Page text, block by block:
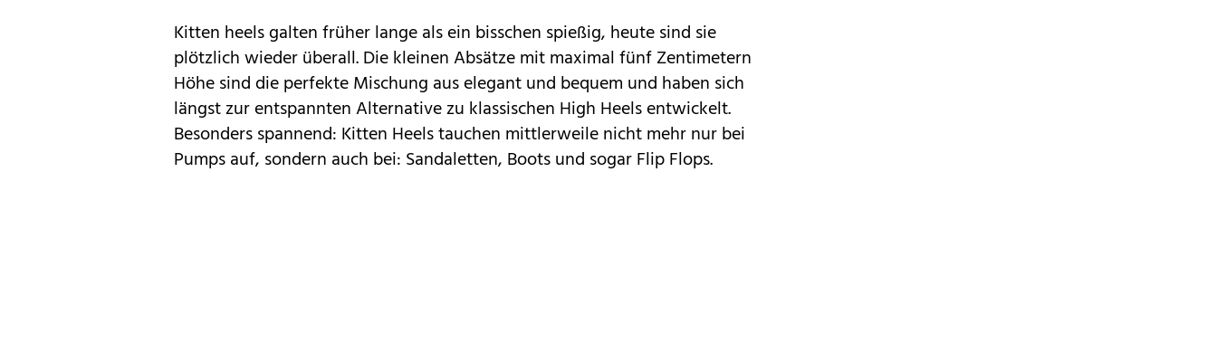
Kitten heels galten früher lange als ein bisschen spießig, heute sind sie
plötzlich wieder überall. Die kleinen Absätze mit maximal fünf Zentimetern
Höhe sind die perfekte Mischung aus elegant und bequem und haben sich
längst zur entspannten Alternative zu klassischen High Heels entwickelt.
Besonders spannend: Kitten Heels tauchen mittlerweile nicht mehr nur bei
Pumps auf, sondern auch bei: Sandaletten, Boots und sogar Flip Flops.